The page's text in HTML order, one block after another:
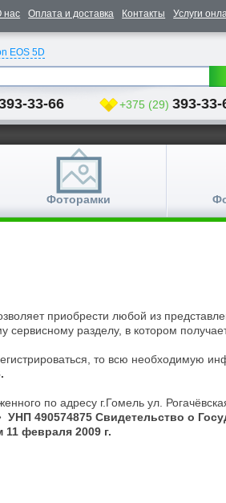
нас Оплата и доставка Контакты Услуги
EOS 5D
33-66 +375 (29) 393-33-
Фоторамки
приобрести любой из
сервисному разделу, в котором
то всю необходимую
по адресу г.Гомель ул.
УНП 490574875 Свидетельство о
февраля 2009 г.